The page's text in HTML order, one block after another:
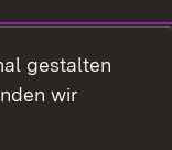
gestalten
wir